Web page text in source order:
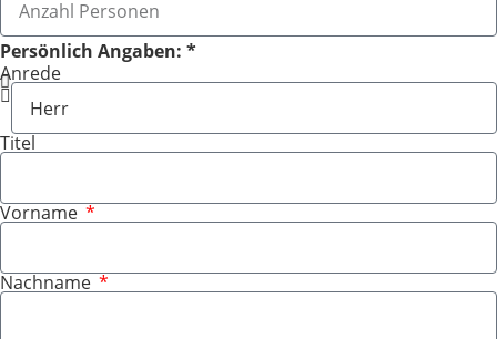
Persönlich Angaben: *
Anrede
Titel
Vorname
Nachname